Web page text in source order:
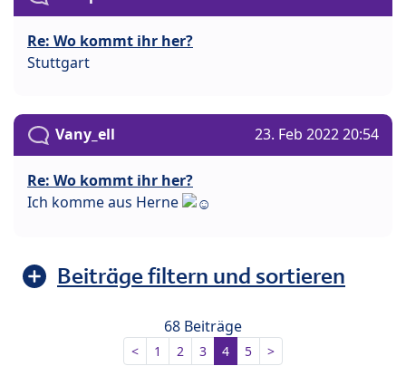
Re: Wo kommt ihr her?
Stuttgart
Vany_ell 23. Feb 2022 20:54
Re: Wo kommt ihr her?
Ich komme aus Herne
Beiträge filtern und sortieren
68 Beiträge
< 1 2 3 4 5 >